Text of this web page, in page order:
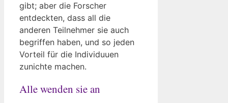
gibt; aber die Forscher
entdeckten, dass all die
anderen Teilnehmer sie auch
begriffen haben, und so jeden
Vorteil für die Individuuen
zunichte machen.
Alle wenden sie an